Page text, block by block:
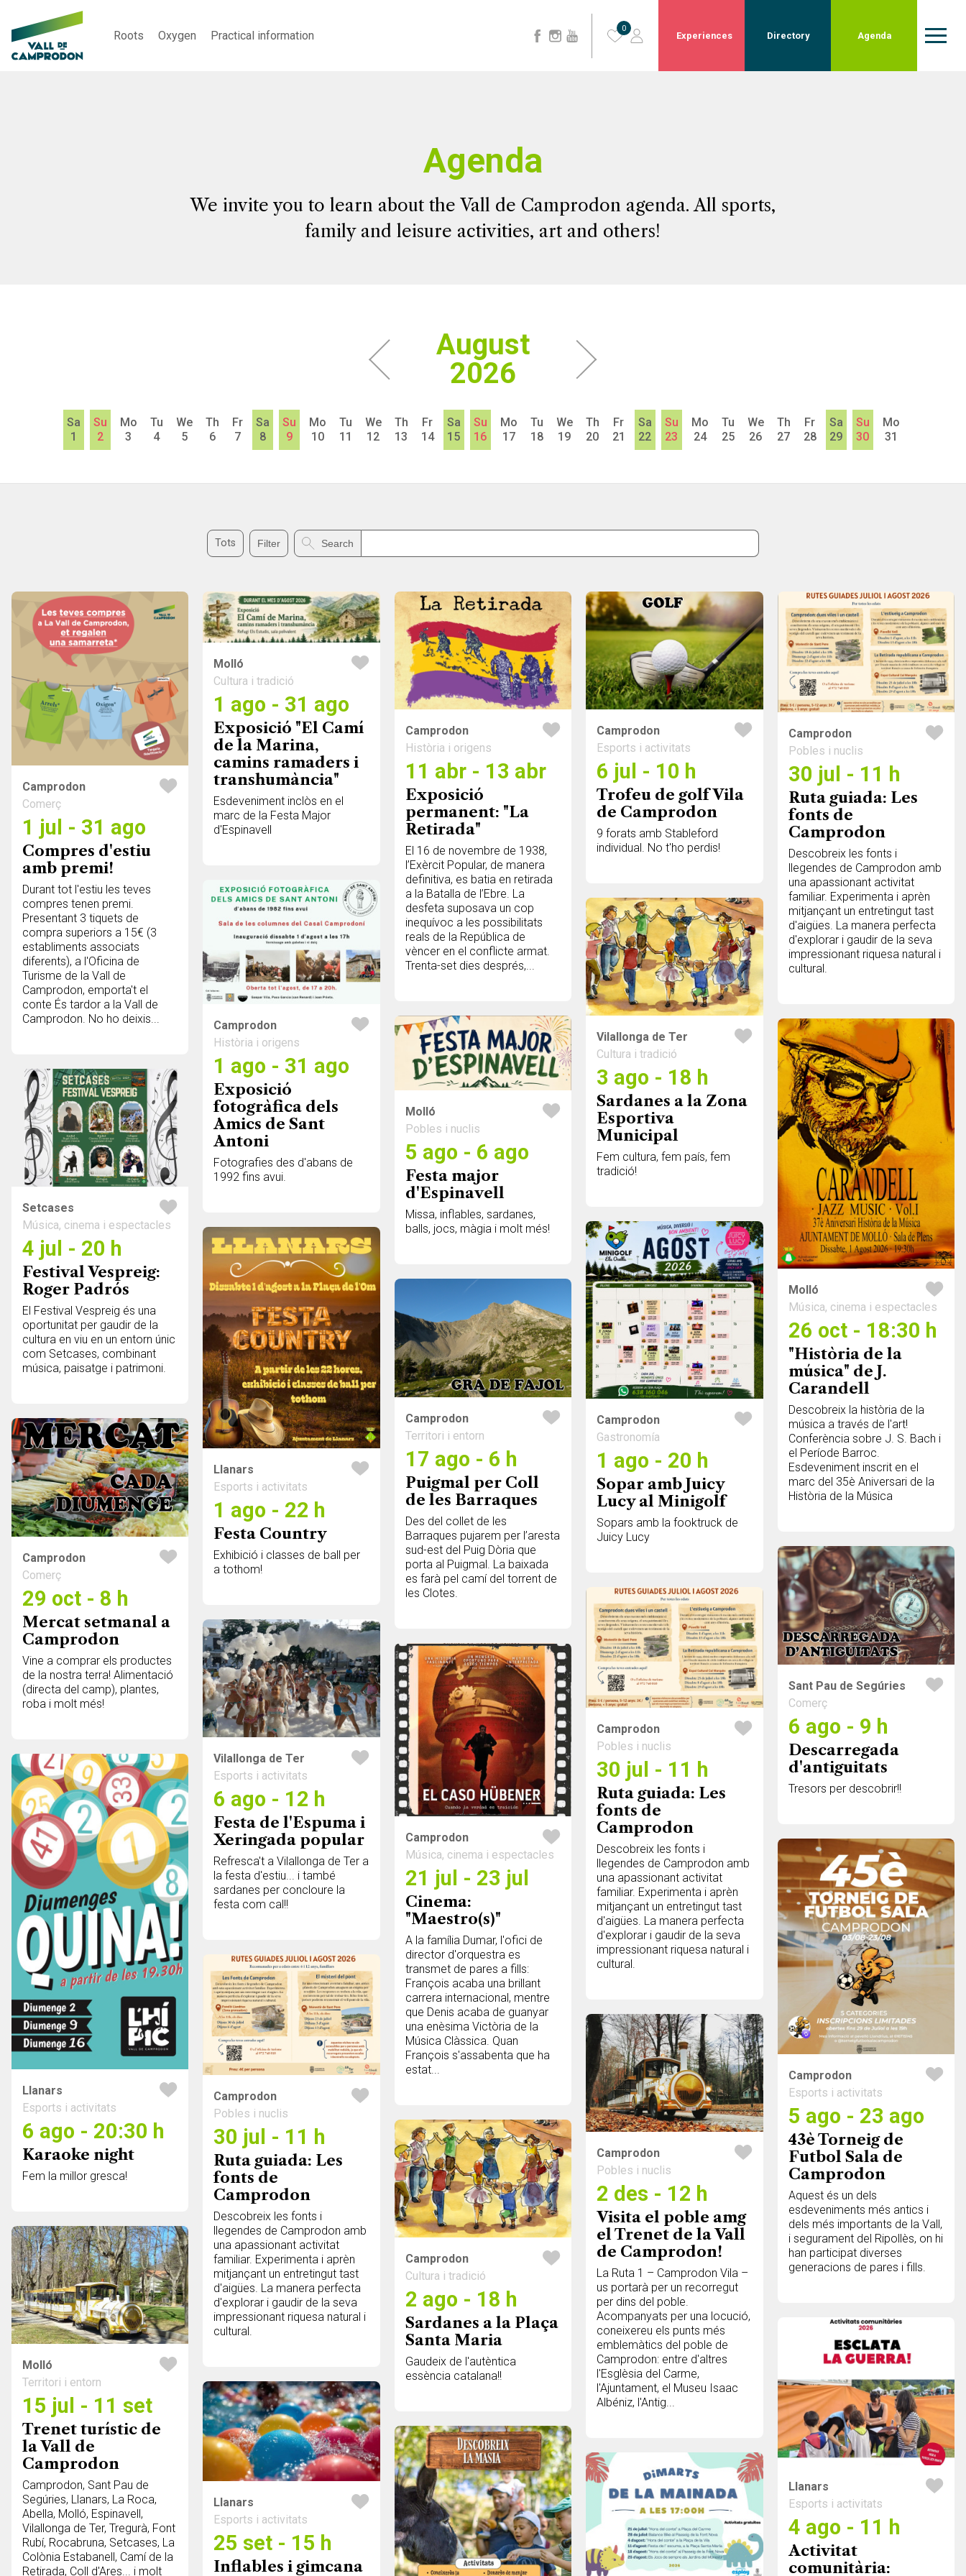
Roots Oxygen Practical information
0
Experiences Directory Agenda
Agenda
We invite you to learn about the Vall de Camprodon agenda. All sports,
family and leisure activities, art and others!
August
2026
Sa
1
Su
2
Mo
3
Tu
4
We
5
Th
6
Fr
7
Sa
8
Su
9
Mo
10
Tu
11
We
12
Th
13
Fr
14
Sa
15
Su
16
Mo
17
Tu
18
We
19
Th
20
Fr
21
Sa
22
Su
23
Mo
24
Tu
25
We
26
Th
27
Fr
28
Sa
29
Su
30
Mo
31
Tots Filter Search
Camprodon
Comerç
1 jul - 31 ago
Compres d'estiu
amb premi!
Durant tot l'estiu les teves
compres tenen premi.
Presentant 3 tiquets de
compra superiors a 15€ (3
establiments associats
diferents), a l'Oficina de
Turisme de la Vall de
Camprodon, emporta't el
conte És tardor a la Vall de
Camprodon. No ho deixis...
Molló
Cultura i tradició
1 ago - 31 ago
Exposició "El Camí
de la Marina,
camins ramaders i
transhumància"
Esdeveniment inclòs en el
marc de la Festa Major
d'Espinavell
Camprodon
Història i origens
11 abr - 13 abr
Exposició
permanent: "La
Retirada"
El 16 de novembre de 1938,
l’Exèrcit Popular, de manera
definitiva, es batia en retirada
a la Batalla de l’Ebre. La
desfeta suposava un cop
inequívoc a les possibilitats
reals de la República de
vèncer en el conflicte armat.
Trenta-set dies després,...
Camprodon
Esports i activitats
6 jul - 10 h
Trofeu de golf Vila
de Camprodon
9 forats amb Stableford
individual. No t'ho perdis!
Camprodon
Pobles i nuclis
30 jul - 11 h
Ruta guiada: Les
fonts de
Camprodon
Descobreix les fonts i
llegendes de Camprodon amb
una apassionant activitat
familiar. Experimenta i aprèn
mitjançant un entretingut tast
d'aigües. La manera perfecta
d'explorar i gaudir de la seva
impressionant riquesa natural i
cultural.
Camprodon
Història i origens
1 ago - 31 ago
Exposició
fotogràfica dels
Amics de Sant
Antoni
Fotografies des d'abans de
1992 fins avui.
Vilallonga de Ter
Cultura i tradició
3 ago - 18 h
Sardanes a la Zona
Esportiva
Municipal
Fem cultura, fem país, fem
tradició!
Molló
Pobles i nuclis
5 ago - 6 ago
Festa major
d'Espinavell
Missa, inflables, sardanes,
balls, jocs, màgia i molt més!
Molló
Música, cinema i espectacles
26 oct - 18:30 h
"Història de la
música" de J.
Carandell
Descobreix la història de la
música a través de l'art!
Conferència sobre J. S. Bach i
el Període Barroc.
Esdeveniment inscrit en el
marc del 35è Aniversari de la
Història de la Música
Setcases
Música, cinema i espectacles
4 jul - 20 h
Festival Vespreig:
Roger Padrós
El Festival Vespreig és una
oportunitat per gaudir de la
cultura en viu en un entorn únic
com Setcases, combinant
música, paisatge i patrimoni.
Camprodon
Gastronomía
1 ago - 20 h
Sopar amb Juicy
Lucy al Minigolf
Sopars amb la fooktruck de
Juicy Lucy
Llanars
Esports i activitats
1 ago - 22 h
Festa Country
Exhibició i classes de ball per
a tothom!
Camprodon
Territori i entorn
17 ago - 6 h
Puigmal per Coll
de les Barraques
Des del collet de les
Barraques pujarem per l’aresta
sud-est del Puig Dòria que
porta al Puigmal. La baixada
es farà pel camí del torrent de
les Clotes.
Camprodon
Comerç
29 oct - 8 h
Mercat setmanal a
Camprodon
Vine a comprar els productes
de la nostra terra! Alimentació
(directa del camp), plantes,
roba i molt més!
Sant Pau de Segúries
Comerç
6 ago - 9 h
Descarregada
d'antiguitats
Tresors per descobrir!!
Camprodon
Pobles i nuclis
30 jul - 11 h
Ruta guiada: Les
fonts de
Camprodon
Descobreix les fonts i
llegendes de Camprodon amb
una apassionant activitat
familiar. Experimenta i aprèn
mitjançant un entretingut tast
d'aigües. La manera perfecta
d'explorar i gaudir de la seva
impressionant riquesa natural i
cultural.
Vilallonga de Ter
Esports i activitats
6 ago - 12 h
Festa de l'Espuma i
Xeringada popular
Refresca't a Vilallonga de Ter a
la festa d'estiu... i també
sardanes per concloure la
festa com cal!!
Camprodon
Música, cinema i espectacles
21 jul - 23 jul
Cinema:
"Maestro(s)"
A la família Dumar, l'ofici de
director d'orquestra es
transmet de pares a fills:
François acaba una brillant
carrera internacional, mentre
que Denis acaba de guanyar
una enèsima Victòria de la
Música Clàssica. Quan
François s'assabenta que ha
estat...
Llanars
Esports i activitats
6 ago - 20:30 h
Karaoke night
Fem la millor gresca!
Camprodon
Esports i activitats
5 ago - 23 ago
43è Torneig de
Futbol Sala de
Camprodon
Aquest és un dels
esdeveniments més antics i
dels més importants de la Vall,
i segurament del Ripollès, on hi
han participat diverses
generacions de pares i fills.
Camprodon
Pobles i nuclis
30 jul - 11 h
Ruta guiada: Les
fonts de
Camprodon
Descobreix les fonts i
llegendes de Camprodon amb
una apassionant activitat
familiar. Experimenta i aprèn
mitjançant un entretingut tast
d'aigües. La manera perfecta
d'explorar i gaudir de la seva
impressionant riquesa natural i
cultural.
Camprodon
Pobles i nuclis
2 des - 12 h
Visita el poble amg
el Trenet de la Vall
de Camprodon!
La Ruta 1 – Camprodon Vila –
us portarà per un recorregut
per dins del poble.
Acompanyats per una locució,
coneixereu els punts més
emblemàtics del poble de
Camprodon: entre d'altres
l'Esglèsia del Carme,
l'Ajuntament, el Museu Isaac
Albéniz, l'Antig...
Camprodon
Cultura i tradició
2 ago - 18 h
Sardanes a la Plaça
Santa Maria
Gaudeix de l'autèntica
essència catalana!!
Molló
Territori i entorn
15 jul - 11 set
Trenet turístic de
la Vall de
Camprodon
Camprodon, Sant Pau de
Segúries, Llanars, La Roca,
Abella, Molló, Espinavell,
Vilallonga de Ter, Tregurà, Font
Rubí, Rocabruna, Setcases, La
Colònia Estabanell, Camí de la
Retirada, Coll d'Ares... i molt
Llanars
Esports i activitats
4 ago - 11 h
Activitat
comunitària:
Llanars
Esports i activitats
25 set - 15 h
Inflables i gimcana